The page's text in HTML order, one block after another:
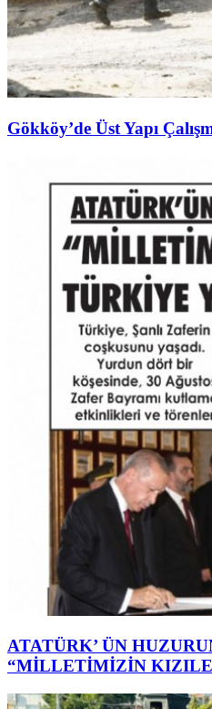
Gökköy’de Üst Yapı
ATATÜRK’ ÜN
“MİLLETİMİZİN